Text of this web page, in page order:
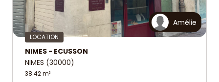
Amélie
LOCATION
NIMES - ECUSSON
NIMES (30000)
38.42 m²